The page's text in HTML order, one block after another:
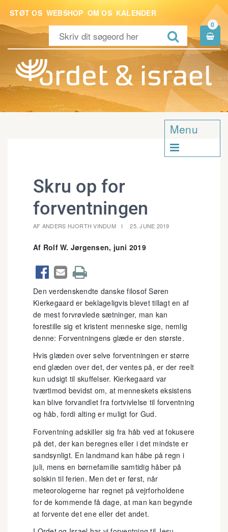
STØT OS WEBSHOP OM OS KALENDER

0

Menu

Skru op for
forventningen
AF ANDERS HJORTH VINDUM 25. JUNE 2019
Af Rolf W. Jørgensen, juni 2019
  
Den verdenskendte danske filosof Søren
Kierkegaard er beklageligvis blevet tillagt en af
de mest forvrøvlede sætninger, man kan
forestille sig et kristent menneske sige, nemlig
denne: Forventningens glæde er den største.
Hvis glæden over selve forventningen er større
end glæden over det, der ventes på, er der reelt
kun udsigt til skuffelser. Kierkegaard var
tværtimod bevidst om, at menneskets eksistens
kan blive forvandlet fra fortvivlelse til forventning
og håb, fordi alting er muligt for Gud.
Forventning adskiller sig fra håb ved at fokusere
på det, der kan beregnes eller i det mindste er
sandsynligt. En landmand kan håbe på regn i
juli, mens en børnefamilie samtidig håber på
solskin til ferien. Men det er først, når
meteorologerne har regnet på vejrforholdene
for de kommende få dage, at man kan begynde
at forvente det ene eller det andet.